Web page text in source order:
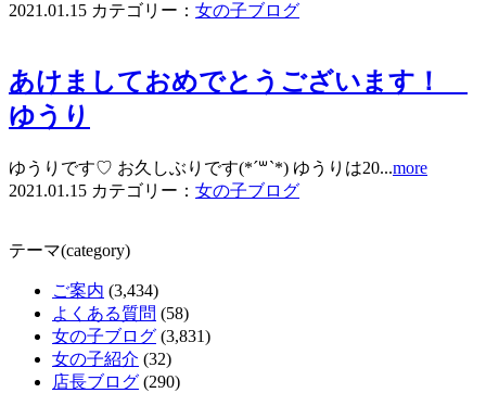
2021.01.15 カテゴリー： 女の子ブログ
あけましておめでとうございます！
ゆうり
ゆうりです♡ お久しぶりです‪(*´꒳​`*) ゆうりは20...more
2021.01.15 カテゴリー： 女の子ブログ
テーマ(category)
ご案内 (3,434)
よくある質問 (58)
女の子ブログ (3,831)
女の子紹介 (32)
店長ブログ (290)